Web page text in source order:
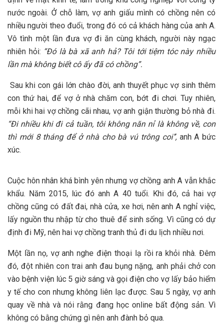
nước ngoài. Ở chỗ làm, vợ anh giấu mình có chồng nên có
nhiều người theo đuổi, trong đó có cả khách hàng của anh A.
Vô tình một lần đưa vợ đi ăn cùng khách, người này ngạc
nhiên hỏi: “Đó là bà xã anh hả? Tôi tới tiệm tóc này nhiều
lần mà không biết cô ấy đã có chồng”.
Sau khi con gái lớn chào đời, anh thuyết phục vợ sinh thêm
con thứ hai, để vợ ở nhà chăm con, bớt đi chơi. Tuy nhiên,
mỗi khi hai vợ chồng cãi nhau, vợ anh giận thường bỏ nhà đi.
“Đi nhiều khi đi cả tuần, tôikhông năn nỉ là không về, con
thì mới 8tháng để ở nhàcho bà vútrông coi’’, anh A bức
xúc.
Cuộc hôn nhân khá bình yên nhưng vợ chồng anh A vẫn khắc
khẩu. Năm 2015, lúc đó anh A 40 tuổi. Khi đó, cả hai vợ
chồng cũng có đất đai, nhà cửa, xe hơi, nên anh A nghỉ việc,
lấy nguồn thu nhập từ cho thuê để sinh sống. Vì cũng có dự
định đi Mỹ, nên hai vợ chồng tranh thủ đi du lịch nhiều nơi.
Một lần nọ, vợ anh nghe điện thoại lạ rồi ra khỏi nhà. Đêm
đó, đột nhiên con trai anh đau bụng nặng, anh phải chở con
vào bệnh viện lúc 5 giờ sáng và gọi điện cho vợ lấy bảo hiểm
y tế cho con nhưng không liên lạc được. Sau 5 ngày, vợ anh
quay về nhà và nói rằng đang học online bất động sản. Vì
không có bằng chứng gì nên anh đành bỏ qua.